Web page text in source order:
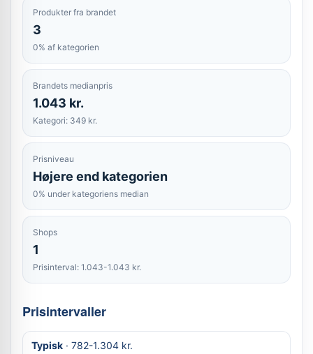
Produkter fra brandet
3
0% af kategorien
Brandets medianpris
1.043 kr.
Kategori: 349 kr.
Prisniveau
Højere end kategorien
0% under kategoriens median
Shops
1
Prisinterval: 1.043-1.043 kr.
Prisintervaller
Typisk · 782-1.304 kr.